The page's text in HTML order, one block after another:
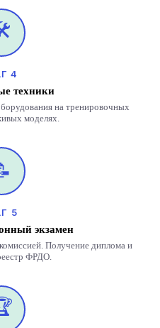
4
техники
на тренировочных
моделях.
5
экзамен
Получение диплома и
ФРДО.